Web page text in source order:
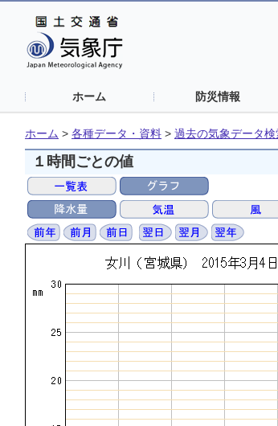
ホーム 防災情報
ホーム > 各種データ・資料 > 過去の気象データ検
１時間ごとの値